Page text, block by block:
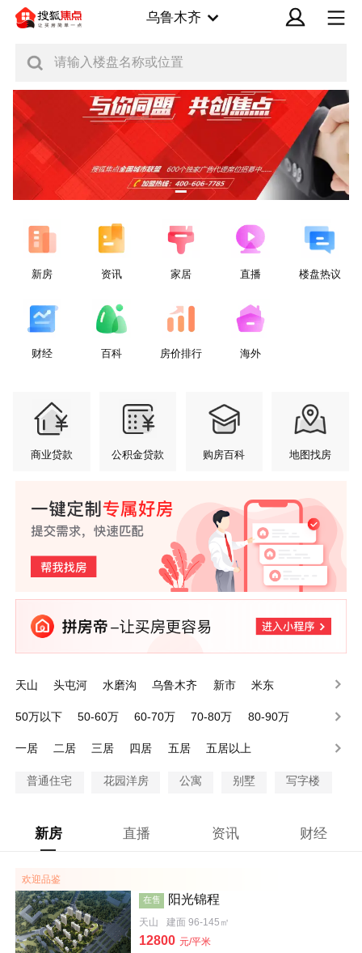
乌鲁木齐
请输入楼盘名称或位置
新房 资讯 家居 直播 楼盘热议
财经 百科 房价排行 海外
商业贷款 公积金贷款 购房百科 地图找房
天山 头屯河 水磨沟 乌鲁木齐 新市
米东
50万以下
50-60万 60-70万 70-80万
80-90万
一居
二居 三居 四居 五居 五居以上
普通住宅 花园洋房 公寓 别墅 写字楼
新房 直播 资讯 财经
欢迎品鉴
在售 阳光锦程
天山 建面 96-145㎡
12800 元/平米